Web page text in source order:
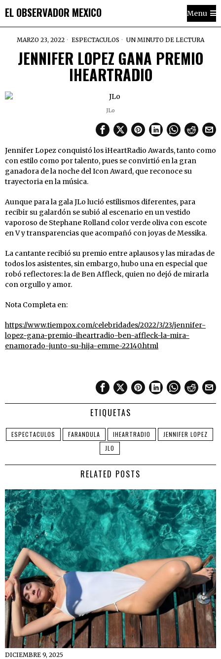
EL OBSERVADOR MEXICO Menu
MARZO 23, 2022 ESPECTACULOS UN MINUTO DE LECTURA
JENNIFER LOPEZ GANA PREMIO
IHEARTRADIO
JLo
Jennifer Lopez conquistó los iHeartRadio Awards, tanto como
con estilo como por talento, pues se convirtió en la gran
ganadora de la noche del Icon Award, que reconoce su
trayectoria en la música.
Aunque para la gala JLo lució estilismos diferentes, para
recibir su galardón se subió al escenario en un vestido
vaporoso de Stephane Rolland color verde oliva con escote
en V y transparencias que acompañó con joyas de Messika.
La cantante recibió su premio entre aplausos y las miradas de
todos los asistentes, sin embargo, hubo una en especial que
robó reflectores: la de Ben Affleck, quien no dejó de mirarla
con orgullo y amor.
Nota Completa en:
https://www.tiempox.com/celebridades/2022/3/23/jennifer-
lopez-gana-premio-iheartradio-ben-affleck-la-mira-
enamorado-junto-su-hija-emme-22140.html
ETIQUETAS
ESPECTACULOS FARANDULA IHEARTRADIO
JENNIFER LOPEZ
JLO
RELATED POSTS
DICIEMBRE 9, 2025